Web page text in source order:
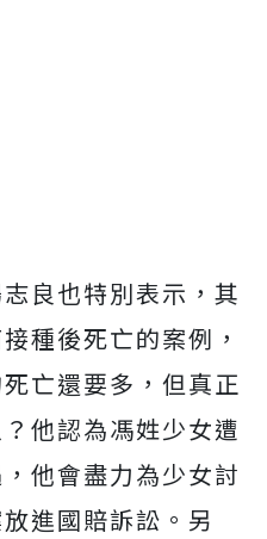
良也特別表示，其
種後死亡的案例，
亡還要多，但真正
他認為馮姓少女遭
他會盡力為少女討
進國賠訴訟。另